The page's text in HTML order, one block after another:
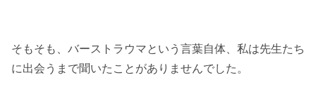
そもそも、バーストラウマという言葉自体、私は先生たち
に出会うまで聞いたことがありませんでした。